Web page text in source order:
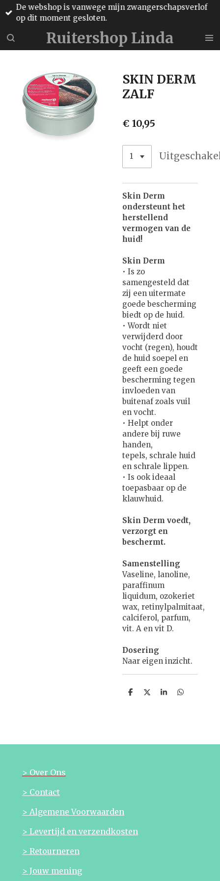
Ga
direct
de
hoofdinhoud
Ruitershop Linda
De webshop is vanwege mijn zwangerschapsverlof
op dit moment gesloten.
SKIN DERM
ZALF
€ 10,95
Skin Derm
ondersteunt het
herstellend
vermogen van de
huid!
Skin Derm
• Is zo
samengesteld dat
zij een uitermate
goede bescherming
biedt op de huid.
• Wordt niet
verwijderd door
vocht (regen), houdt
de huid soepel en
geeft een goede
bescherming tegen
invloeden van
buitenaf zoals vuil
en vocht.
• Helpt onder
andere bij ruwe
handen,
tepels, schrale huid
en schrale lippen.
• Is ook ideaal
toepasbaar op de
klauwhuid.
Skin Derm voedt,
verzorgt en
beschermt.
Samenstelling
Vaseline, lanoline,
paraffinum
liquidum, ozokeriet
wax, retinylpalmitaat,
calciferol, parfum,
vit. A en vit D.
Dosering
Naar eigen inzicht.
D
D
S
D
> Over Ons
> Contact
> Algemene Voorwaarden
> Levertijd en verzendkosten
> Retourneren
> Jouw mening